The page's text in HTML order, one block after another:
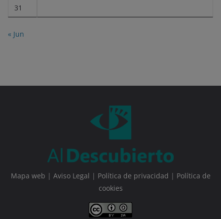
31
« Jun
Mapa web | Aviso Legal | Política de privacidad | Política de
cookies